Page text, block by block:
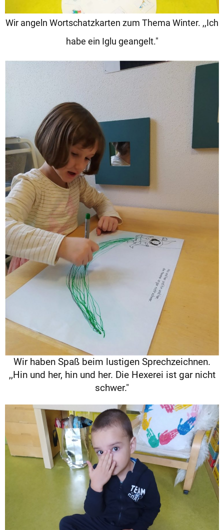
Wir angeln Wortschatzkarten zum Thema Winter. ,,Ich
habe ein Iglu geangelt."
Wir haben Spaß beim lustigen Sprechzeichnen.
,,Hin und her, hin und her. Die Hexerei ist gar nicht
schwer."